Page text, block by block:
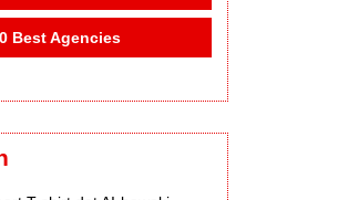
Best Agencies